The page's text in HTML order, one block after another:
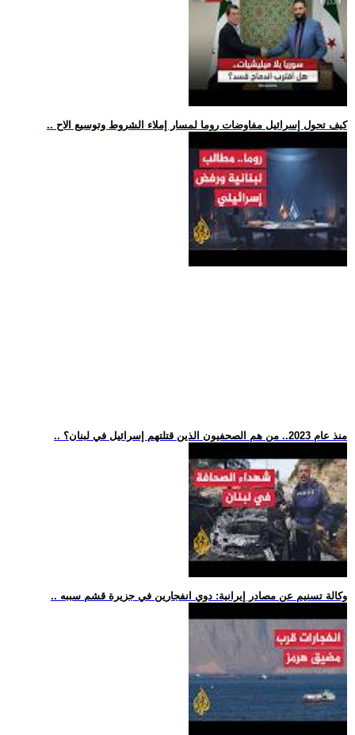
.. كيف تحول إسرائيل مفاوضات روما لمسار إملاء الشروط وتوسيع الاح
.. منذ عام 2023.. من هم الصحفيون الذين قتلتهم إسرائيل في لبنان؟
.. وكالة تسنيم عن مصادر إيرانية: دوي انفجارين في جزيرة قشم سببه